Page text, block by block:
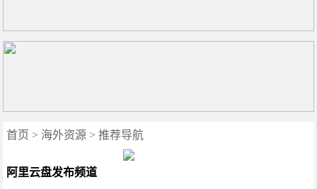
首页 > 海外资源 >推荐导航
阿里云盘发布频道